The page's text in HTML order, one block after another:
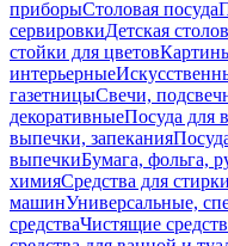
приборыСтоловая посуда
сервировкиДетская
стойки для цветов
интерьерные
газетницыСвечи,
декоративныеПосуда для
выпечки, запекания
выпечкиБумага, фольга,
химияСредства для стирки
машинУниверсальные,
средстваЧистящие